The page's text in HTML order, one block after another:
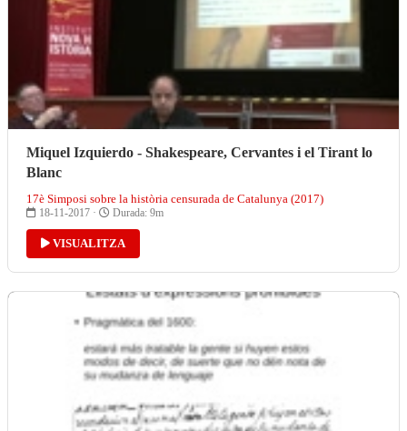
Miquel Izquierdo - Shakespeare, Cervantes i el Tirant lo
Blanc
17è Simposi sobre la història censurada de Catalunya (2017)
18-11-2017 · Durada: 9m
VISUALITZA